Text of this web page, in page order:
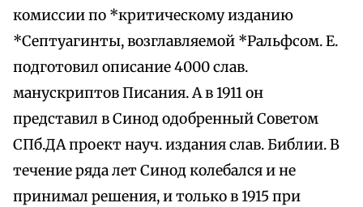
комиссии по *критическому изданию
*Септуагинты, возглавляемой *Ральфсом. Е.
подготовил описание 4000 слав.
манускриптов Писания. А в 1911 он
представил в Синод одобренный Советом
СПб.ДА проект науч. издания слав. Библии. В
течение ряда лет Синод колебался и не
принимал решения, и только в 1915 при